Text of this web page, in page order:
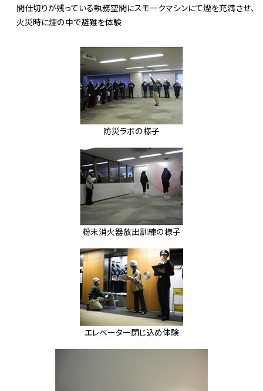
間仕切りが残っている執務空間にスモークマシンにて煙を充満させ、
火災時に煙の中で避難を体験
防災ラボの様子
粉末消火器放出訓練の様子
エレベーター閉じ込め体験